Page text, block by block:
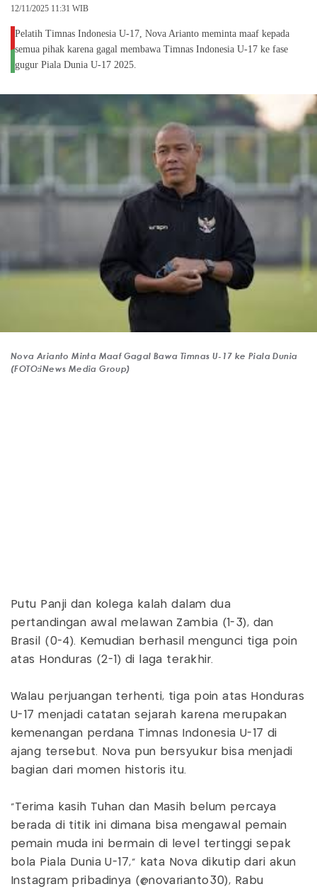
12/11/2025 11:31 WIB
Pelatih Timnas Indonesia U-17, Nova Arianto meminta maaf kepada
semua pihak karena gagal membawa Timnas Indonesia U-17 ke fase
gugur Piala Dunia U-17 2025.
Nova Arianto Minta Maaf Gagal Bawa Timnas U-17 ke Piala Dunia
(FOTO:iNews Media Group)
Putu Panji dan kolega kalah dalam dua
pertandingan awal melawan Zambia (1-3), dan
Brasil (0-4). Kemudian berhasil mengunci tiga poin
atas Honduras (2-1) di laga terakhir.
Walau perjuangan terhenti, tiga poin atas Honduras
U-17 menjadi catatan sejarah karena merupakan
kemenangan perdana Timnas Indonesia U-17 di
ajang tersebut. Nova pun bersyukur bisa menjadi
bagian dari momen historis itu.
“Terima kasih Tuhan dan Masih belum percaya
berada di titik ini dimana bisa mengawal pemain
pemain muda ini bermain di level tertinggi sepak
bola Piala Dunia U-17,” kata Nova dikutip dari akun
Instagram pribadinya (@novarianto30), Rabu